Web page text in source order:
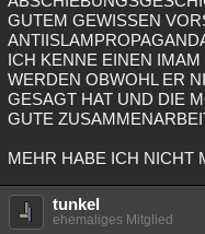
GUTEM GEWISSEN
ICH KENNE EINEN
WERDEN OBWOHL ER
GESAGT HAT UND DIE
GUTE
MEHR HABE ICH NICHT
tunkel
ehemaliges Mitglied